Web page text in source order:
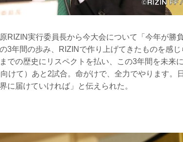
RIZIN実行委員長から今大会について「今年が勝
3年間の歩み、RIZINで作り上げてきたものを感じ
での歴史にリスペクトを払い、この3年間を未来
けて）あと2試合。命がけで、全力でやります。
に届けていければ」と伝えられた。